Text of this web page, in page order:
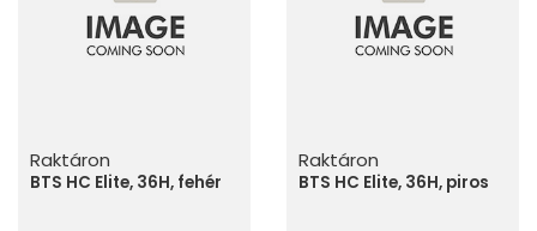
Raktáron
BTS HC Elite, 36H, fehér
Raktáron
BTS HC Elite, 36H, piros